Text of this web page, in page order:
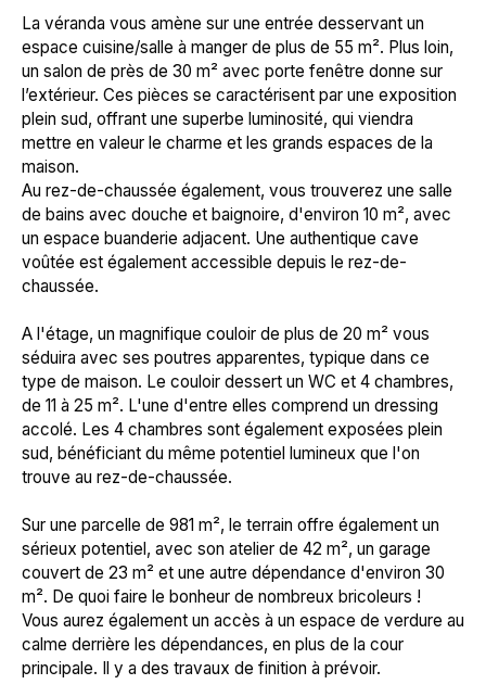
La véranda vous amène sur une entrée desservant un
espace cuisine/salle à manger de plus de 55 m². Plus loin,
un salon de près de 30 m² avec porte fenêtre donne sur
l’extérieur. Ces pièces se caractérisent par une exposition
plein sud, offrant une superbe luminosité, qui viendra
mettre en valeur le charme et les grands espaces de la
maison.
Au rez-de-chaussée également, vous trouverez une salle
de bains avec douche et baignoire, d'environ 10 m², avec
un espace buanderie adjacent. Une authentique cave
voûtée est également accessible depuis le rez-de-
chaussée.
A l'étage, un magnifique couloir de plus de 20 m² vous
séduira avec ses poutres apparentes, typique dans ce
type de maison. Le couloir dessert un WC et 4 chambres,
de 11 à 25 m². L'une d'entre elles comprend un dressing
accolé. Les 4 chambres sont également exposées plein
sud, bénéficiant du même potentiel lumineux que l'on
trouve au rez-de-chaussée.
Sur une parcelle de 981 m², le terrain offre également un
sérieux potentiel, avec son atelier de 42 m², un garage
couvert de 23 m² et une autre dépendance d'environ 30
m². De quoi faire le bonheur de nombreux bricoleurs !
Vous aurez également un accès à un espace de verdure au
calme derrière les dépendances, en plus de la cour
principale. Il y a des travaux de finition à prévoir.